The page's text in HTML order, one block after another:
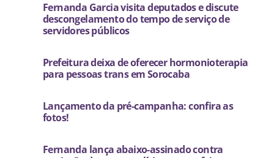
Fernanda Garcia visita deputados e discute
descongelamento do tempo de serviço de
servidores públicos
Prefeitura deixa de oferecer hormonioterapia
para pessoas trans em Sorocaba
Lançamento da pré-campanha: confira as
fotos!
Fernanda lança abaixo-assinado contra